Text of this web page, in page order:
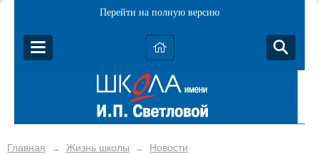
Перейти на полную версию
Главная → Жизнь школы → Новости